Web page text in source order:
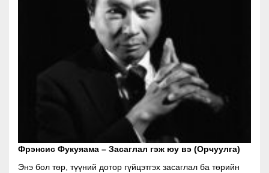
Фрэнсис Фукуяама – Засаглал гэж юу вэ (Орчуулга)
Энэ бол төр, түүний дотор гүйцэтгэх засаглал ба төрийн